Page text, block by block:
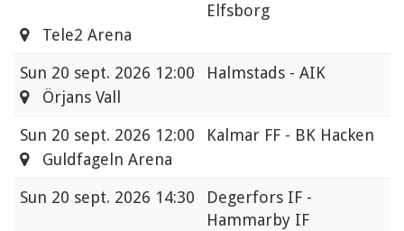
Elfsborg
Tele2 Arena
Sun 20 sept. 2026 12:00
Halmstads - AIK
Örjans Vall
Sun 20 sept. 2026 12:00
Kalmar FF - BK Hacken
Guldfageln Arena
Sun 20 sept. 2026 14:30
Degerfors IF -
Hammarby IF